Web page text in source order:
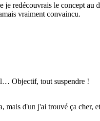
redécouvrais le concept au
vraiment convaincu.
Objectif, tout suspendre !
d'un j'ai trouvé ça cher,